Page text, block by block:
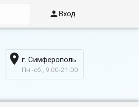
Вход
 г. Симферополь
Пн.-сб., 9.00-21.00